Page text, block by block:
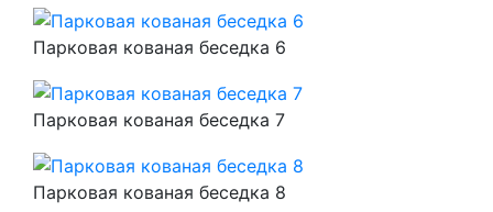
Парковая кованая беседка 6
Парковая кованая беседка 7
Парковая кованая беседка 8